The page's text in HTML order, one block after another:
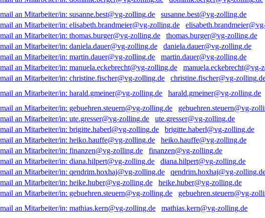
susanne.best@vg-zolling.de
thomas.burger@vg-zolling.de
daniela.dauer@vg-zolling.de
martin.dauer@vg-zolling.de
manuela.eckebrecht@vg-
christine.fischer@vg-
harald.gmeiner@vg-zolling.de
gebuehren.steuern@vg-
ute.gresser@vg-zolling.de
brigitte.haberl@vg-zolling.de
heiko.hauffe@vg-zolling.de
finanzen@vg-zolling.de
diana.hilpert@vg-zolling.de
qendrim.hoxhaj@vg-
heike.huber@vg-zolling.de
gebuehren.steuern@vg-
mathias.kern@vg-zolling.de